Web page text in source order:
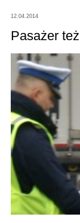
12.04.2014
Pasażer